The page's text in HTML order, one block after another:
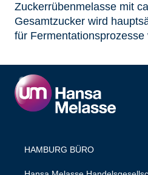
Zuckerrübenmelasse mit
Gesamtzucker wird
für Fermentationsprozesse
HAMBURG BÜRO